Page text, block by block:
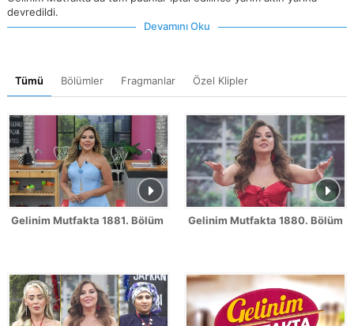
devredildi.
Devamını Oku
Tümü Bölümler Fragmanlar Özel Klipler
Gelinim Mutfakta 1881. Bölüm FragmanıGelinim Mutfakta 1880. Bölüm /